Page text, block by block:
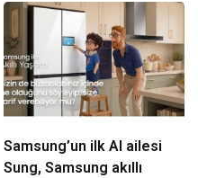
Samsung’un ilk AI ailesi
Sung, Samsung akıllı